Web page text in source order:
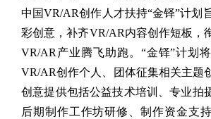
中国VR/AR创作人才扶持“金铎”计划
彩创意，补齐VR/AR内容创作短板，
VR/AR 产业腾飞助跑。“金铎”计划
VR/AR创作个人、团体征集相关主题
创意提供包括公益技术培训、专业拍
后期制作工作坊研修、制作资金支